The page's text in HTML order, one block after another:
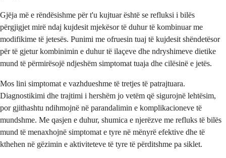
Gjëja më e rëndësishme për t'u kujtuar është se refluksi i bilës
përgjigjet mirë ndaj kujdesit mjekësor të duhur të kombinuar me
modifikime të jetesës. Punimi me ofruesin tuaj të kujdesit shëndetësor
për të gjetur kombinimin e duhur të ilaçeve dhe ndryshimeve dietike
mund të përmirësojë ndjeshëm simptomat tuaja dhe cilësinë e jetës.
Mos lini simptomat e vazhdueshme të tretjes të patrajtuara.
Diagnostikimi dhe trajtimi i hershëm jo vetëm që sigurojnë lehtësim,
por gjithashtu ndihmojnë në parandalimin e komplikacioneve të
mundshme. Me qasjen e duhur, shumica e njerëzve me refluks të bilës
mund të menaxhojnë simptomat e tyre në mënyrë efektive dhe të
kthehen në gëzimin e aktiviteteve të tyre të përditshme pa siklet.